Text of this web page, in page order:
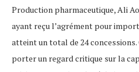
Production pharmaceutique, Ali
ayant reçu l’agrément pour
atteint un total de 24
porter un regard critique sur la